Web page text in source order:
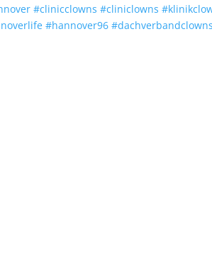
#clinicclowns #cliniclowns
#hannover96